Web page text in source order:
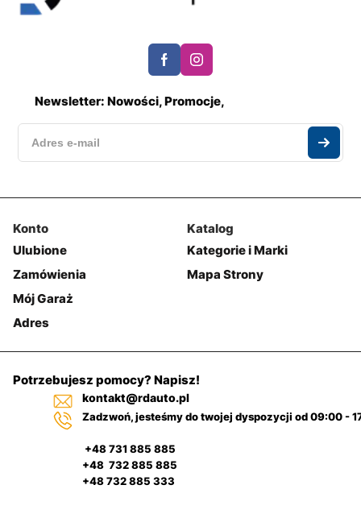
Newsletter: Nowości, Promocje,
Konto
Ulubione
Zamówienia
Mój Garaż
Adres
Katalog
Kategorie i Marki
Mapa Strony
Potrzebujesz pomocy? Napisz!
kontakt@rdauto.pl
Zadzwoń, jesteśmy do twojej dyspozycji od 09:00 -
+48 731 885 885
+48 732 885 885
+48 732 885 333